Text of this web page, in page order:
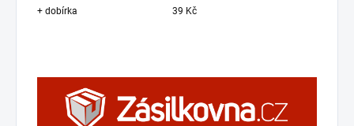
+ dobírka 39 Kč